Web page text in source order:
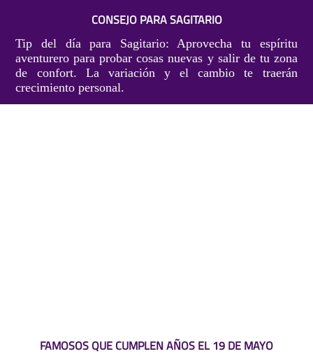
CONSEJO PARA SAGITARIO
Tip del día para Sagitario: Aprovecha tu espíritu
aventurero para probar cosas nuevas y salir de tu zona
de confort. La variación y el cambio te traerán
crecimiento personal.
FAMOSOS QUE CUMPLEN AÑOS EL 19 DE MAYO